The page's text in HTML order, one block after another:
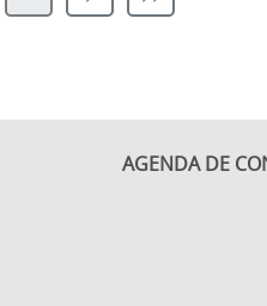
AGENDA DE